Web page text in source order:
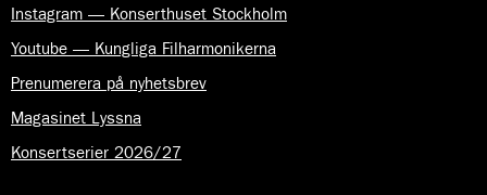
Instagram — Konserthuset Stockholm
Youtube — Kungliga Filharmonikerna
Prenumerera på nyhetsbrev
Magasinet Lyssna
Konsertserier 2026/27